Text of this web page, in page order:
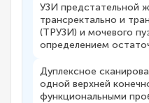
УЗИ предстательной
трансректально и
(ТРУЗИ) и мочевого
определением
Дуплексное
одной верхней
функциональными